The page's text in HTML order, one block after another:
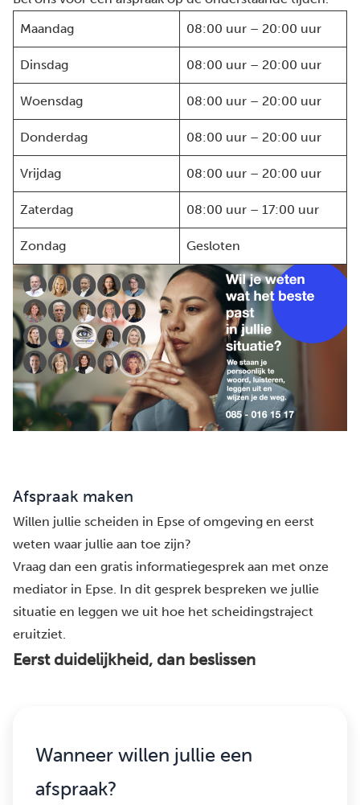
Maandag
08:00 uur – 20:00 uur
Dinsdag 08:00 uur – 20:00 uur
Woensdag 08:00 uur – 20:00 uur
Donderdag 08:00 uur – 20:00 uur
Vrijdag 08:00 uur – 20:00 uur
Zaterdag 08:00 uur – 17:00 uur
Zondag Gesloten
Afspraak maken
Willen jullie scheiden in Epse of omgeving en eerst
weten waar jullie aan toe zijn?
Vraag dan een gratis informatiegesprek aan met onze
mediator in Epse. In dit gesprek bespreken we jullie
situatie en leggen we uit hoe het scheidingstraject
eruitziet.
Eerst duidelijkheid, dan beslissen
Wanneer willen jullie een
afspraak?